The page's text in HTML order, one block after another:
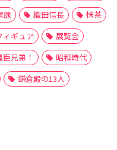
康 織田信長
抹茶
ィギュア
展覧会
臣兄弟！
昭和時代
鎌倉殿の13人